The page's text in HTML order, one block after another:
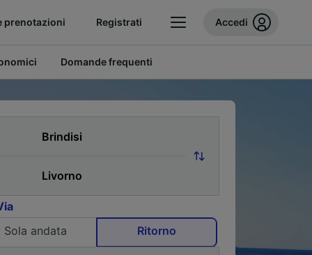
prenotazioni Registrati Accedi
Domande frequenti
Sola andata
Ritorno